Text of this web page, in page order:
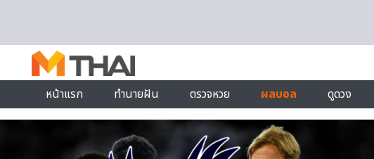
หน้าแรก
ทำนายฝัน ตรวจหวย ผลบอล ดูดวง